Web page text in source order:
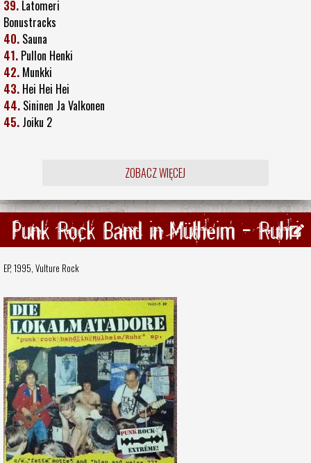
39. Latomeri
Bonustracks
40. Sauna
41. Pullon Henki
42. Munkki
43. Hei Hei Hei
44. Sininen Ja Valkonen
45. Joiku 2
ZOBACZ WIĘCEJ
Punk Rock Band in Mülheim - Ruhri
EP, 1995, Vulture Rock